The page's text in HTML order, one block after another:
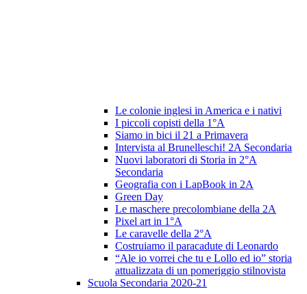
Le colonie inglesi in America e i nativi
I piccoli copisti della 1°A
Siamo in bici il 21 a Primavera
Intervista al Brunelleschi! 2A Secondaria
Nuovi laboratori di Storia in 2°A
Secondaria
Geografia con i LapBook in 2A
Green Day
Le maschere precolombiane della 2A
Pixel art in 1°A
Le caravelle della 2°A
Costruiamo il paracadute di Leonardo
“Ale io vorrei che tu e Lollo ed io” storia
attualizzata di un pomeriggio stilnovista
Scuola Secondaria 2020-21